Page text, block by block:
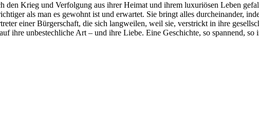
den Krieg und Verfolgung aus ihrer Heimat und ihrem luxuriösen Leben
als man es gewohnt ist und erwartet. Sie bringt alles durcheinander,
einer Bürgerschaft, die sich langweilen, weil sie, verstrickt in ihre
ihre unbestechliche Art – und ihre Liebe. Eine Geschichte, so spannend,